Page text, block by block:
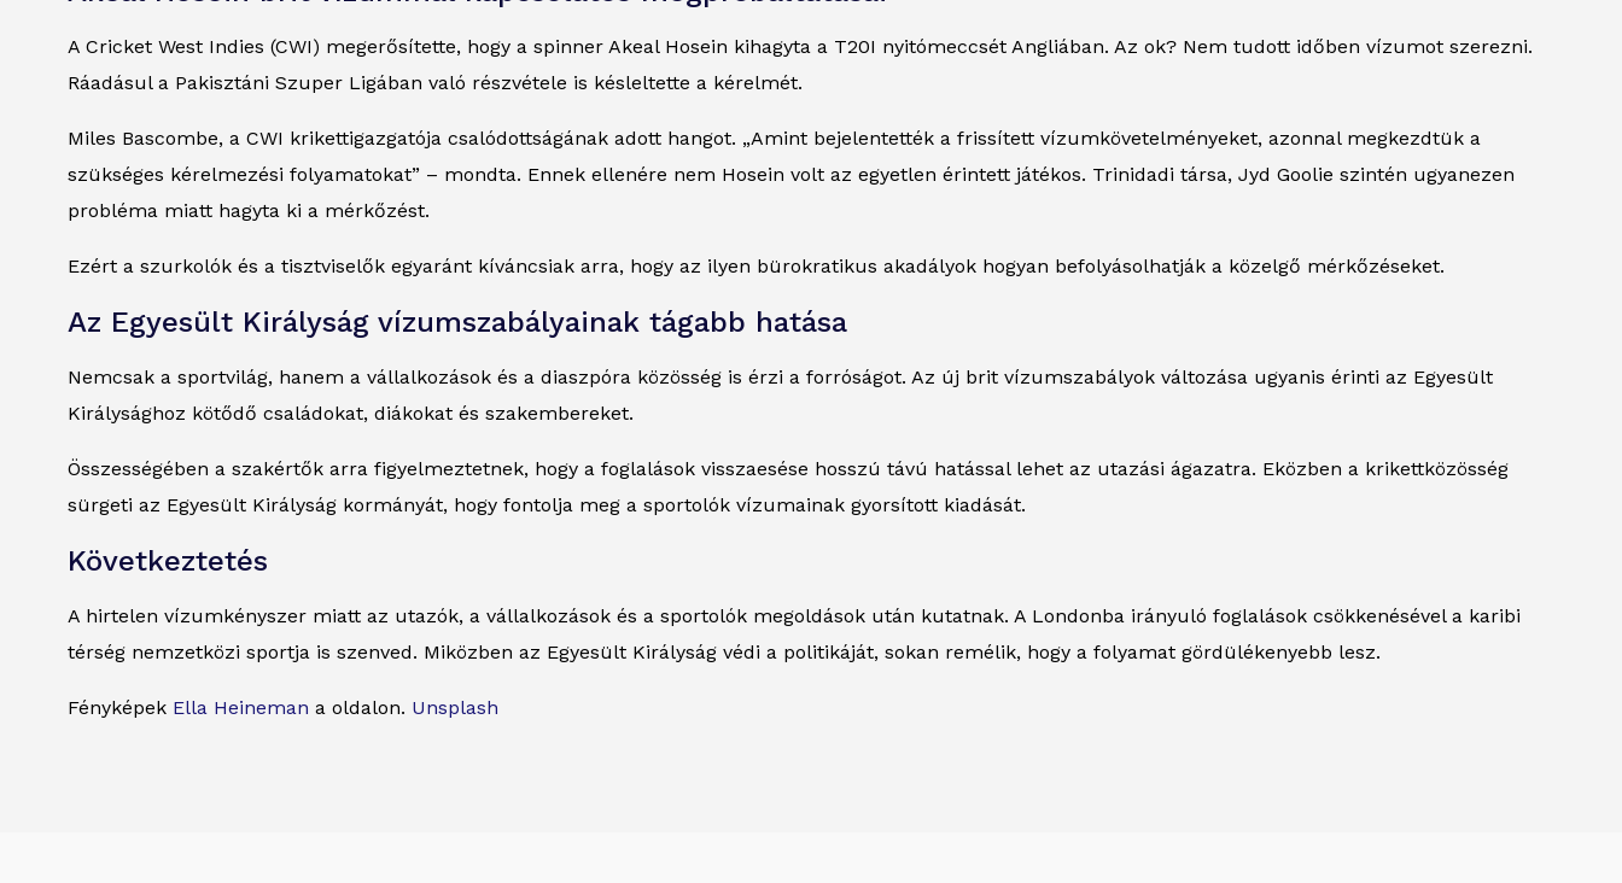
A Cricket West Indies (CWI) megerősítette, hogy a spinner Akeal Hosein kihagyta a T20I nyitómeccsét Angliában. Az ok? Nem tudott időben vízumot szerezni.
Ráadásul a Pakisztáni Szuper Ligában való részvétele is késleltette a kérelmét.
Miles Bascombe, a CWI krikettigazgatója csalódottságának adott hangot. „Amint bejelentették a frissített vízumkövetelményeket, azonnal megkezdtük a
szükséges kérelmezési folyamatokat” – mondta. Ennek ellenére nem Hosein volt az egyetlen érintett játékos. Trinidadi társa, Jyd Goolie szintén ugyanezen
probléma miatt hagyta ki a mérkőzést.
Ezért a szurkolók és a tisztviselők egyaránt kíváncsiak arra, hogy az ilyen bürokratikus akadályok hogyan befolyásolhatják a közelgő mérkőzéseket.
Az Egyesült Királyság vízumszabályainak tágabb hatása
Nemcsak a sportvilág, hanem a vállalkozások és a diaszpóra közösség is érzi a forróságot. Az új brit vízumszabályok változása ugyanis érinti az Egyesült
Királysághoz kötődő családokat, diákokat és szakembereket.
Összességében a szakértők arra figyelmeztetnek, hogy a foglalások visszaesése hosszú távú hatással lehet az utazási ágazatra. Eközben a krikettközösség
sürgeti az Egyesült Királyság kormányát, hogy fontolja meg a sportolók vízumainak gyorsított kiadását.
Következtetés
A hirtelen vízumkényszer miatt az utazók, a vállalkozások és a sportolók megoldások után kutatnak. A Londonba irányuló foglalások csökkenésével a karibi
térség nemzetközi sportja is szenved. Miközben az Egyesült Királyság védi a politikáját, sokan remélik, hogy a folyamat gördülékenyebb lesz.
Fényképek Ella Heineman a oldalon. Unsplash